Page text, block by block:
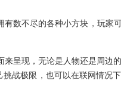
数不尽的各种小方块，玩家
呈现，无论是人物还是周边
战极限，也可以在联网情况